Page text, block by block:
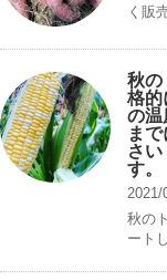
く販
秋の
格的
の温
ま
さ
す。
2021/
秋の
ート